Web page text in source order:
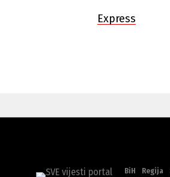
Express
BiH Regija